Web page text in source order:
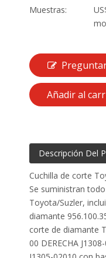
Muestras:
Añadir al
Descripción Del
Cuchilla de corte
Se suministran
Toyota/Suzler,
diamante
corte de diamante
00 DERECHA